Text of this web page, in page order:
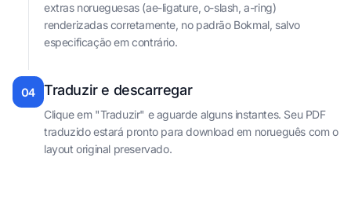
extras norueguesas (ae-ligature, o-slash, a-ring)
renderizadas corretamente, no padrão Bokmal, salvo
especificação em contrário.
04 Traduzir e descarregar
Clique em "Traduzir" e aguarde alguns instantes. Seu PDF
traduzido estará pronto para download em norueguês com o
layout original preservado.